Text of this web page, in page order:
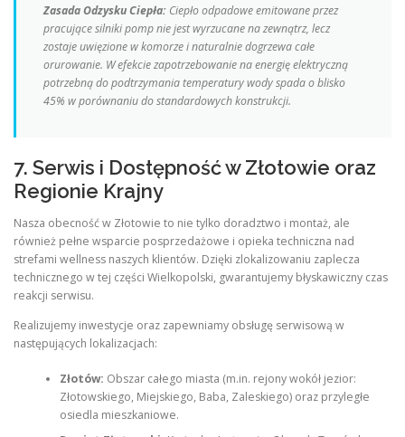
Zasada Odzysku Ciepła: Ciepło odpadowe emitowane przez
pracujące silniki pomp nie jest wyrzucane na zewnątrz, lecz
zostaje uwięzione w komorze i naturalnie dogrzewa całe
orurowanie. W efekcie zapotrzebowanie na energię elektryczną
potrzebną do podtrzymania temperatury wody spada o blisko
45% w porównaniu do standardowych konstrukcji.
7. Serwis i Dostępność w Złotowie oraz
Regionie Krajny
Nasza obecność w Złotowie to nie tylko doradztwo i montaż, ale
również pełne wsparcie posprzedażowe i opieka techniczna nad
strefami wellness naszych klientów. Dzięki zlokalizowaniu zaplecza
technicznego w tej części Wielkopolski, gwarantujemy błyskawiczny czas
reakcji serwisu.
Realizujemy inwestycje oraz zapewniamy obsługę serwisową w
następujących lokalizacjach:
Złotów: Obszar całego miasta (m.in. rejony wokół jezior:
Złotowskiego, Miejskiego, Baba, Zaleskiego) oraz przyległe
osiedla mieszkaniowe.